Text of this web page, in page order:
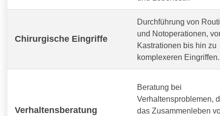
Chirurgische Eingriffe
Durchführung von
und Notoperationen,
Kastrationen bis hin zu
komplexeren Eingriffen.
Verhaltensberatung
Beratung bei
Verhaltensproblemen,
das Zusammenleben